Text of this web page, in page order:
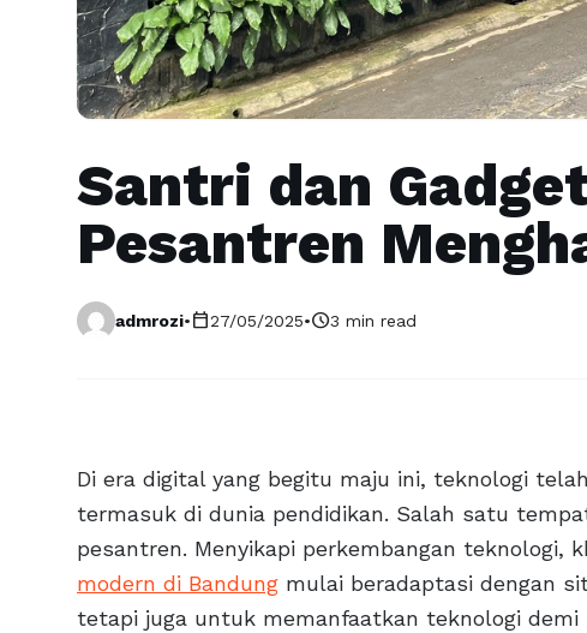
Santri dan
Pesantren
admrozi•calendar_today27/05/2025•schedule3 min read
Di era digital yang begitu maju ini, teknologi
termasuk di dunia pendidikan. Salah satu
pesantren. Menyikapi perkembangan teknologi,
modern di Bandung mulai beradaptasi dengan
tetapi juga untuk memanfaatkan teknologi